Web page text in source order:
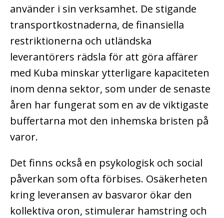
använder i sin verksamhet. De stigande
transportkostnaderna, de finansiella
restriktionerna och utländska
leverantörers rädsla för att göra affärer
med Kuba minskar ytterligare kapaciteten
inom denna sektor, som under de senaste
åren har fungerat som en av de viktigaste
buffertarna mot den inhemska bristen på
varor.
Det finns också en psykologisk och social
påverkan som ofta förbises. Osäkerheten
kring leveransen av basvaror ökar den
kollektiva oron, stimulerar hamstring och